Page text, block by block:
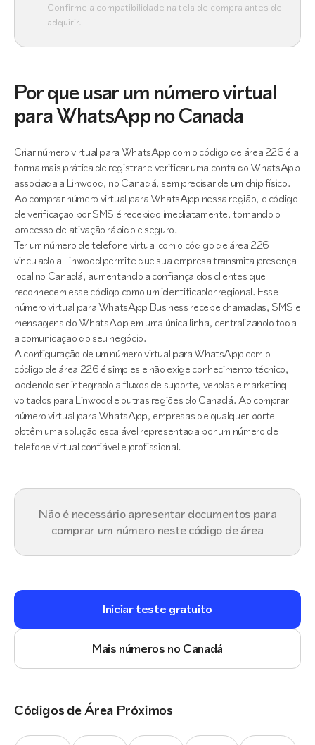
Confirme a compatibilidade na tela de compra antes de
adquirir.
Por que usar um número virtual
para WhatsApp no Canada
Criar número virtual para WhatsApp com o código de área 226 é a
forma mais prática de registrar e verificar uma conta do WhatsApp
associada a Linwood, no Canadá, sem precisar de um chip físico.
Ao comprar número virtual para WhatsApp nessa região, o código
de verificação por SMS é recebido imediatamente, tornando o
processo de ativação rápido e seguro.
Ter um número de telefone virtual com o código de área 226
vinculado a Linwood permite que sua empresa transmita presença
local no Canadá, aumentando a confiança dos clientes que
reconhecem esse código como um identificador regional. Esse
número virtual para WhatsApp Business recebe chamadas, SMS e
mensagens do WhatsApp em uma única linha, centralizando toda
a comunicação do seu negócio.
A configuração de um número virtual para WhatsApp com o
código de área 226 é simples e não exige conhecimento técnico,
podendo ser integrado a fluxos de suporte, vendas e marketing
voltados para Linwood e outras regiões do Canadá. Ao comprar
número virtual para WhatsApp, empresas de qualquer porte
obtêm uma solução escalável representada por um número de
telefone virtual confiável e profissional.
Não é necessário apresentar documentos para
comprar um número neste código de área
Iniciar teste gratuito
Mais números no Canadá
Códigos de Área Próximos